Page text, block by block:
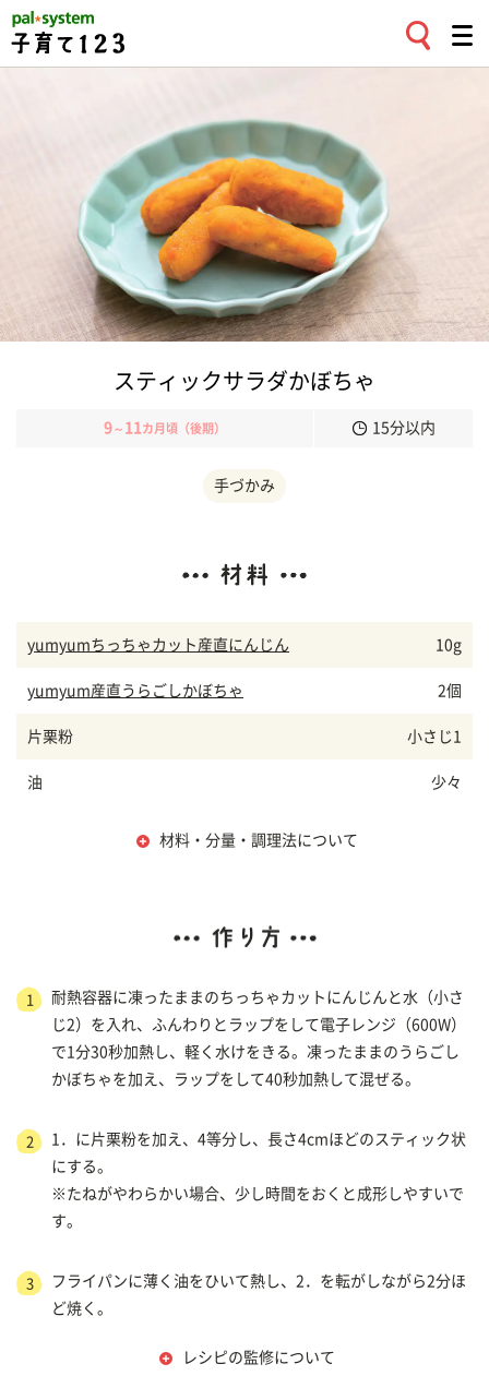
スティックサラダかぼちゃ
9～ 11 カ月頃（後期） 15分以内
手づかみ
yumyumちっちゃカット産直にんじん 10g
yumyum産直うらごしかぼちゃ 2個
片栗粉 小さじ1
油 少々
材料・分量・調理法について
1
耐熱容器に凍ったままのちっちゃカットにんじんと水（小さ
じ2）を入れ、ふんわりとラップをして電子レンジ（600W）
で1分30秒加熱し、軽く水けをきる。凍ったままのうらごし
かぼちゃを加え、ラップをして40秒加熱して混ぜる。
2
1．に片栗粉を加え、4等分し、長さ4cmほどのスティック状
にする。
※たねがやわらかい場合、少し時間をおくと成形しやすいで
す。
3
フライパンに薄く油をひいて熱し、2．を転がしながら2分ほ
ど焼く。
レシピの監修について